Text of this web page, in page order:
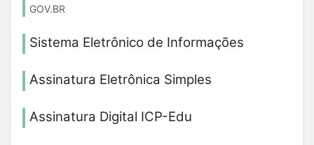
GOV.BR
Sistema Eletrônico de Informações
Assinatura Eletrônica Simples
Assinatura Digital ICP-Edu